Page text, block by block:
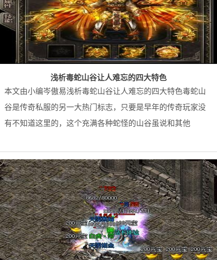
浅析毒蛇山谷让人难忘的四大特色
本文由小编岑傲易浅析毒蛇山谷让人难忘的四大特色毒蛇山
谷是传奇私服的另一大热门标志，只要是早年的传奇玩家没
有不知道这里的，这个充满各种蛇怪的山谷虽说和其他